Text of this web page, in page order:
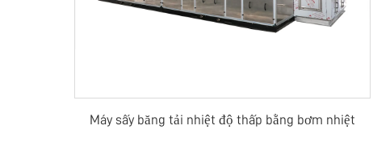
Máy sấy băng tải nhiệt độ thấp bằng bơm nhiệt